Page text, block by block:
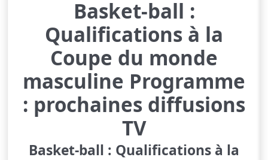
Basket-ball :
Qualifications à la
Coupe du monde
masculine Programme
: prochaines diffusions
TV
Basket-ball : Qualifications à la